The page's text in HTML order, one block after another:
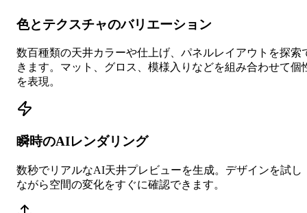
色とテクスチャのバリエーション
数百種類の天井カラーや仕上げ、パネルレイアウトを探索
きます。マット、グロス、模様入りなどを組み合わせて個
を表現。
瞬時のAIレンダリング
数秒でリアルなAI天井プレビューを生成。デザインを試し
ながら空間の変化をすぐに確認できます。